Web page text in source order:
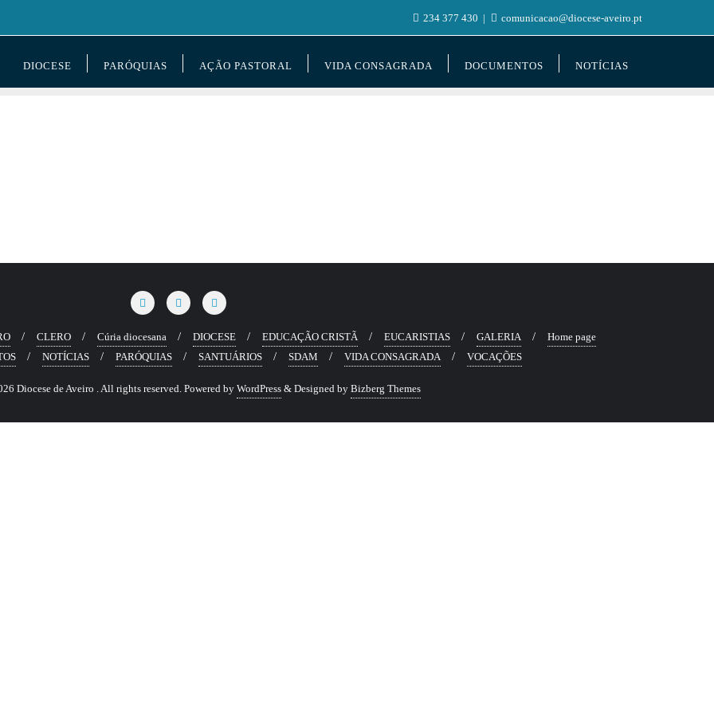
234 377 430 comunicacao@diocese-aveiro.pt
DIOCESE PARÓQUIAS AÇÃO PASTORAL VIDA CONSAGRADA DOCUMENTOS NOTÍCIAS
CLERO Cúria diocesana DIOCESE EDUCAÇÃO CRISTÃ EUCARISTIAS GALERIA
Home page
NOTÍCIAS PARÓQUIAS SANTUÁRIOS SDAM VIDA CONSAGRADA VOCAÇÕES
Diocese de Aveiro . All rights reserved.Powered by WordPress & Designed by Bizberg Themes